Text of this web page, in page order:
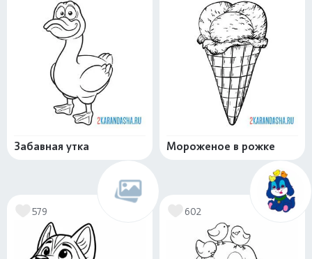
Забавная утка Мороженое в рожке
579 602